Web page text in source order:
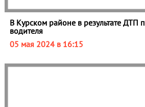
В Курском районе в результате ДТП
водителя
05 мая 2024 в 16:15